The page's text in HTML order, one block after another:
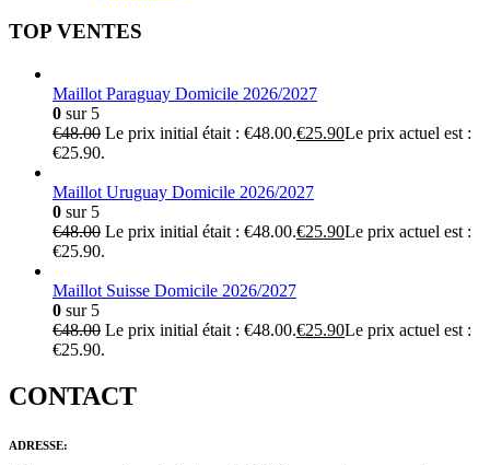
TOP VENTES
Maillot Paraguay Domicile 2026/2027
0 sur 5
€48.00 Le prix initial était : €48.00.€25.90Le prix actuel est :
€25.90.
Maillot Uruguay Domicile 2026/2027
0 sur 5
€48.00 Le prix initial était : €48.00.€25.90Le prix actuel est :
€25.90.
Maillot Suisse Domicile 2026/2027
0 sur 5
€48.00 Le prix initial était : €48.00.€25.90Le prix actuel est :
€25.90.
CONTACT
ADRESSE: